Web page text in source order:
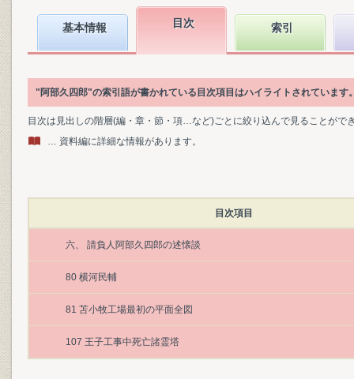
基本情報 目次 索引
"阿部久四郎"の索引語が書かれている目次項目はハイライトされています
目次は見出しの階層(編・章・節・項…など)ごとに絞り込んで見ることがで
… 資料編に詳細な情報があります。
目次項目
六、 請負人阿部久四郎の述懐談
80 横河民輔
81 苫小牧工場最初の平面全図
107 王子工事中死亡諸霊塔